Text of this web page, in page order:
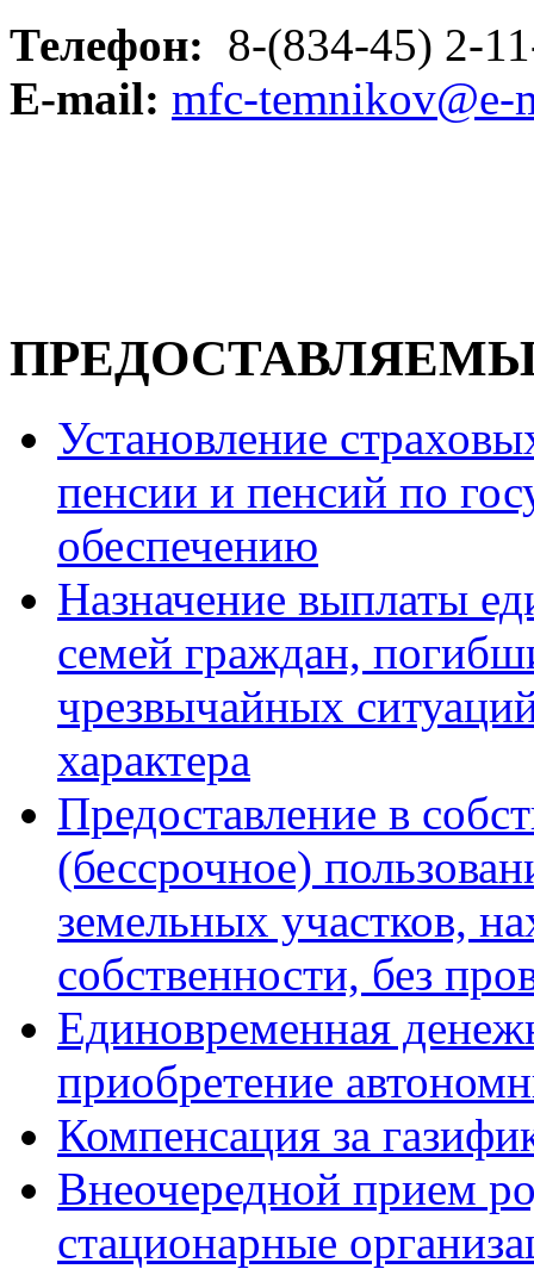
Телефон: 8-(834-45) 2-
E-mail: mfc-temnikov@e-
Установление
пенсии и пенсий по
обеспечению
Назначение выплаты
семей граждан,
чрезвычайных
характера
Предоставление в
(бессрочное)
земельных участков,
собственности, без
Единовременная
приобретение
Компенсация за
Внеочередной прием
стационарные